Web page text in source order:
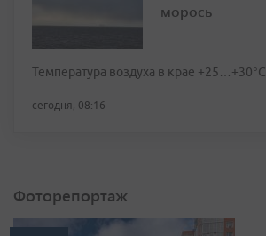
морось
Температура воздуха в крае +25…+30°C
сегодня, 08:16
Фоторепортаж